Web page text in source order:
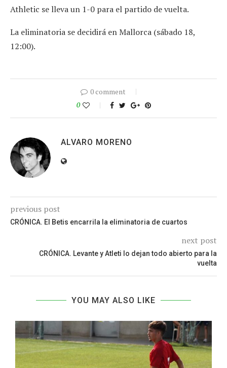
Athletic se lleva un 1-0 para el partido de vuelta.
La eliminatoria se decidirá en Mallorca (sábado 18,
12:00).
0 comment
0
ALVARO MORENO
previous post
CRÓNICA. El Betis encarrila la eliminatoria de cuartos
next post
CRÓNICA. Levante y Atleti lo dejan todo abierto para la
vuelta
YOU MAY ALSO LIKE